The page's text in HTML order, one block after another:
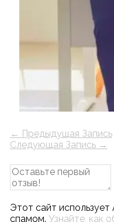
← Предыдущая Запись
Следующая Запись →
Этот сайт
спамом. Узнайте, как